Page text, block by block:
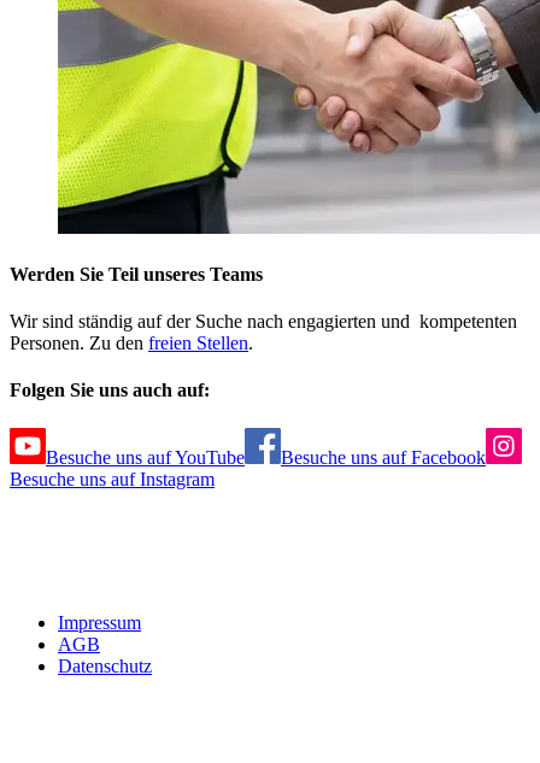
Werden Sie Teil unseres Teams
Wir sind ständig auf der Suche nach engagierten und kompetenten
Personen. Zu den freien Stellen.
Folgen Sie uns auch auf:
Besuche uns auf YouTube
Besuche uns auf Facebook
Besuche uns auf Instagram
Impressum
AGB
Datenschutz